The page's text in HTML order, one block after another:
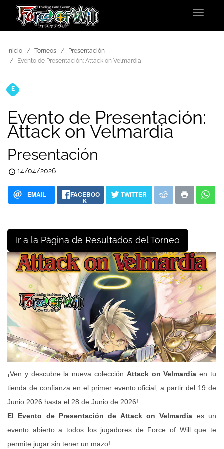
Toggle
Inicio Torneos
Presentación
Evento de Presentación: Attack on Velmardia
E
Evento de Presentación:
Attack on Velmardia
Presentación
14/04/2026
EMAIL FACEBOO
K
TWITTER
Ir a la Página de Resultados del Torneo
¡Ven y descubre la nueva colección Attack on Velmardiaen tu
tienda de confianza en el primer evento oficial, a partir del 19 de
Junio 2026 hasta el 28 de Junio de 2026!
El Evento de Presentación de Attack on Velmardia es un
evento abierto a todos los jugadores de Force of Will que te
permite jugar sin tener un mazo!